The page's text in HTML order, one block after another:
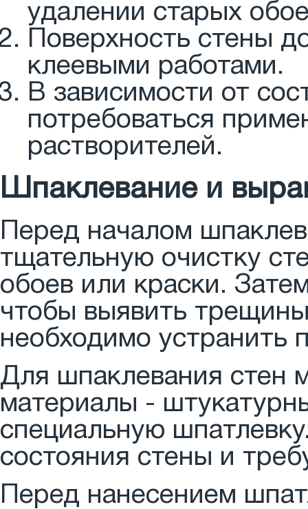
удалении старых
Поверхность стены
клеевыми работами.
В зависимости от
потребоваться
растворителей.
Шпаклевание и
Перед началом
тщательную очистку
обоев или краски.
чтобы выявить
необходимо устранить
Для шпаклевания стен
материалы -
специальную
состояния стены и
Перед нанесением